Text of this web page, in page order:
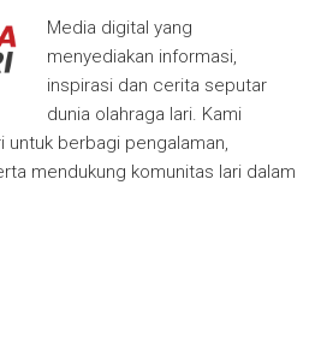
Media digital yang
menyediakan informasi,
inspirasi dan cerita seputar
dunia olahraga lari. Kami
untuk berbagi pengalaman,
mendukung komunitas lari dalam